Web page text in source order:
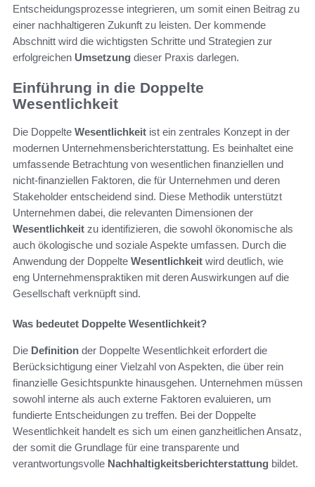
Entscheidungsprozesse integrieren, um somit einen Beitrag zu
einer nachhaltigeren Zukunft zu leisten. Der kommende
Abschnitt wird die wichtigsten Schritte und Strategien zur
erfolgreichen Umsetzung dieser Praxis darlegen.
Einführung in die Doppelte
Wesentlichkeit
Die Doppelte Wesentlichkeit ist ein zentrales Konzept in der
modernen Unternehmensberichterstattung. Es beinhaltet eine
umfassende Betrachtung von wesentlichen finanziellen und
nicht-finanziellen Faktoren, die für Unternehmen und deren
Stakeholder entscheidend sind. Diese Methodik unterstützt
Unternehmen dabei, die relevanten Dimensionen der
Wesentlichkeit zu identifizieren, die sowohl ökonomische als
auch ökologische und soziale Aspekte umfassen. Durch die
Anwendung der Doppelte Wesentlichkeit wird deutlich, wie
eng Unternehmenspraktiken mit deren Auswirkungen auf die
Gesellschaft verknüpft sind.
Was bedeutet Doppelte Wesentlichkeit?
Die Definition der Doppelte Wesentlichkeit erfordert die
Berücksichtigung einer Vielzahl von Aspekten, die über rein
finanzielle Gesichtspunkte hinausgehen. Unternehmen müssen
sowohl interne als auch externe Faktoren evaluieren, um
fundierte Entscheidungen zu treffen. Bei der Doppelte
Wesentlichkeit handelt es sich um einen ganzheitlichen Ansatz,
der somit die Grundlage für eine transparente und
verantwortungsvolle Nachhaltigkeitsberichterstattung bildet.